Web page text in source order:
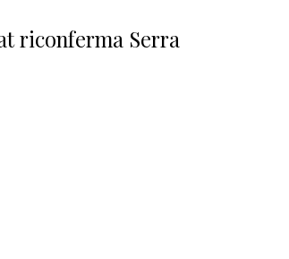
riconferma Serra